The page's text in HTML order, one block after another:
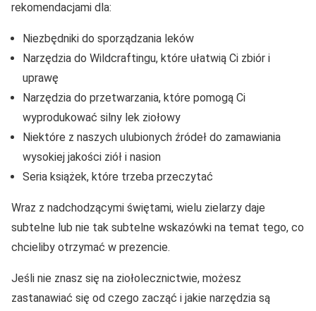
rekomendacjami dla:
Niezbędniki do sporządzania leków
Narzędzia do Wildcraftingu, które ułatwią Ci zbiór i
uprawę
Narzędzia do przetwarzania, które pomogą Ci
wyprodukować silny lek ziołowy
Niektóre z naszych ulubionych źródeł do zamawiania
wysokiej jakości ziół i nasion
Seria książek, które trzeba przeczytać
Wraz z nadchodzącymi świętami, wielu zielarzy daje
subtelne lub nie tak subtelne wskazówki na temat tego, co
chcieliby otrzymać w prezencie.
Jeśli nie znasz się na ziołolecznictwie, możesz
zastanawiać się od czego zacząć i jakie narzędzia są